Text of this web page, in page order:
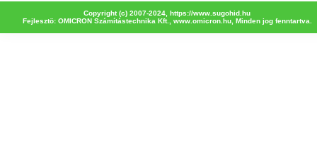
Copyright (c) 2007-2024, https://www.sugohid.hu
Fejlesztö: OMICRON Számítástechnika Kft., www.omicron.hu, Minden jog fenntartva.